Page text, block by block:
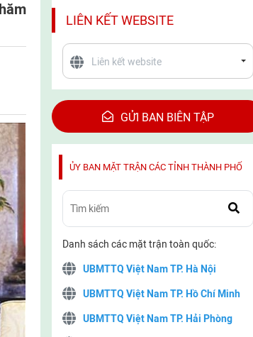
LIÊN KẾT WEBSITE
GỬI BAN BIÊN TẬP
ỦY BAN MẶT TRẬN CÁC TỈNH THÀNH PHỐ
Danh sách các mặt trận toàn quốc:
UBMTTQ Việt Nam TP. Hà Nội
UBMTTQ Việt Nam TP. Hồ Chí Minh
UBMTTQ Việt Nam TP. Hải Phòng